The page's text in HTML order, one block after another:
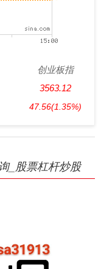
创业板指
3563.12
47.56(1.35%)
_股票杠杆炒股